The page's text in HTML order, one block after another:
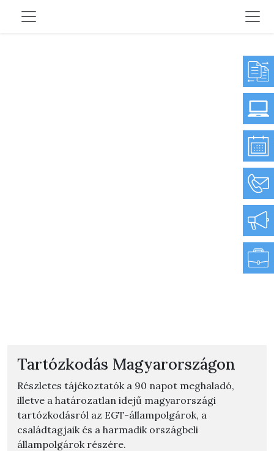
Tartózkodás Magyarországon
Részletes tájékoztatók a 90 napot meghaladó,
illetve a határozatlan idejű magyarországi
tartózkodásról az EGT-állampolgárok, a
családtagjaik és a harmadik országbeli
állampolgárok részére.